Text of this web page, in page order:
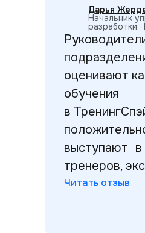
Дарья
Начальник
разработки
оценивают
обучения
в
выступают в
тренеров,
Читать отзыв